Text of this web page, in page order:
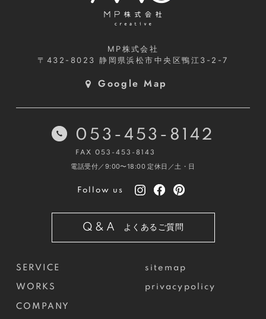
MP株式会社
〒432-8023静岡県浜松市中央区鴨江3-2-7
Google Map
SERVICE
WORKS
COMPANY
sitemap
privacypolicy
053-453-8142
FAX 053-453-8143
電話受付／9:00〜18:00 定休日／土・日
Follow us
Q&A よくあるご質問